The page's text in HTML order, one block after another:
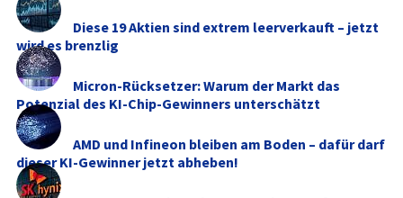
Diese 19 Aktien sind extrem leerverkauft – jetzt
wird es brenzlig
Micron-Rücksetzer: Warum der Markt das
Potenzial des KI-Chip-Gewinners unterschätzt
AMD und Infineon bleiben am Boden – dafür darf
dieser KI-Gewinner jetzt abheben!